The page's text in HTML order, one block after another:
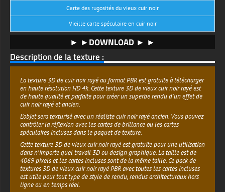
Carte des rugosités du vieux cuir noir
Vieille carte spéculaire en cuir noir
► ►DOWNLOAD ► ►
Description de la texture :
La texture 3D de cuir noir rayé au format PBR est gratuite à télécharger
en haute résolution HD 4k. Cette texture 3D de vieux cuir noir rayé est
de haute qualité et parfaite pour créer un superbe rendu d'un effet de
cuir noir rayé et ancien.
L'objet sera texturisé avec un réaliste cuir noir rayé ancien. Vous pouvez
contrôler la réflexion avec les cartes de brillance ou les cartes
spéculaires incluses dans le paquet de texture.
Cette texture 3D de vieux cuir noir rayé est gratuite pour une utilisation
dans n'importe quel travail 3D ou design graphique. La taille est de
4069 pixels et les cartes incluses sont de la même taille. Ce pack de
textures 3D de vieux cuir noir rayé PBR avec toutes les cartes incluses
est utile pour tout type de style de rendu, rendus architecturaux hors
ligne ou en temps réel.